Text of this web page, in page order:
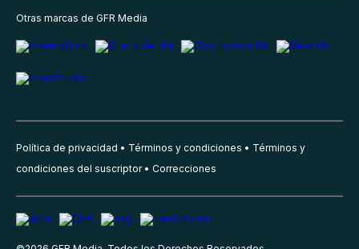
Otras marcas de GFR Media
Política de privacidad Términos y condiciones
Términos y
condiciones del suscriptor
Correcciones